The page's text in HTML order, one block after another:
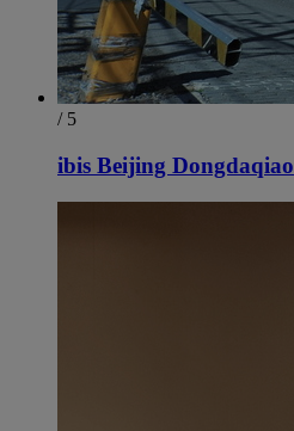
/ 5
ibis Beijing Dongdaqiao